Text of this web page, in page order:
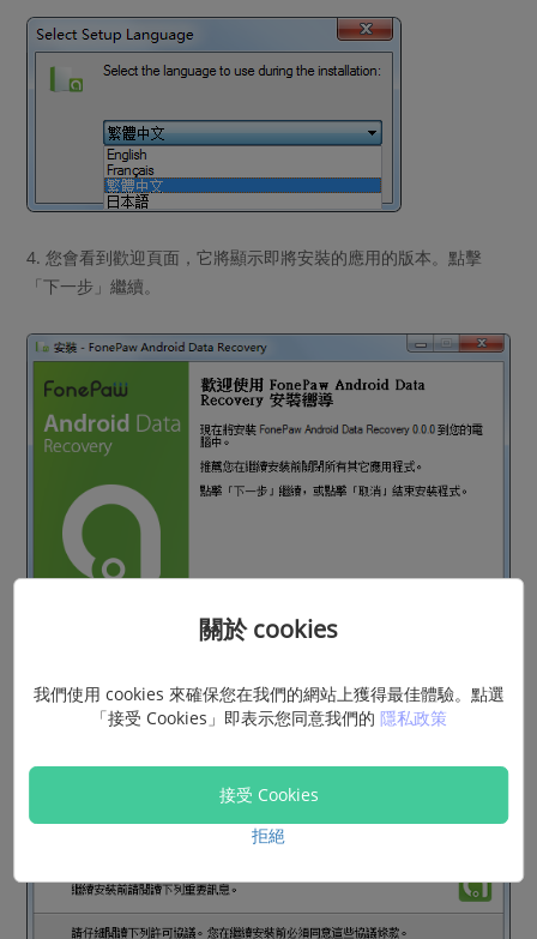
4. 您會看到歡迎頁面，它將顯示即將安裝的應用的版本。點擊
「下一步」繼續。
款才能繼續安裝此款軟件。然後點擊「下一步」按鈕。
關於 cookies
我們使用 cookies 來確保您在我們的網站上獲得最佳體驗。點選
「接受 Cookies」即表示您同意我們的 隱私政策
接受 Cookies
拒絕